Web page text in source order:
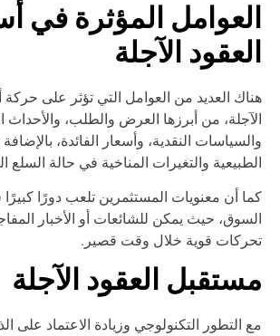
المؤثرة في
الآجلة
العديد من العوامل التي تؤثر على حركة
من أبرزها العرض والطلب، والأحداث
النقدية، وأسعار الفائدة، بالإضافة
والتغيرات المناخية في حالة السلع
أن معنويات المستثمرين تلعب دورًا كبيرًا في
حيث يمكن للشائعات أو الأخبار المفاجئة
قوية خلال وقت قصير.
العقود الآجلة
التطور التكنولوجي وزيادة الاعتماد على